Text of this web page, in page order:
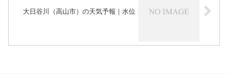
大日谷川（高山市）の天気予報｜水位